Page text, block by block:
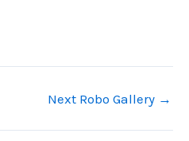
Next Robo Gallery →